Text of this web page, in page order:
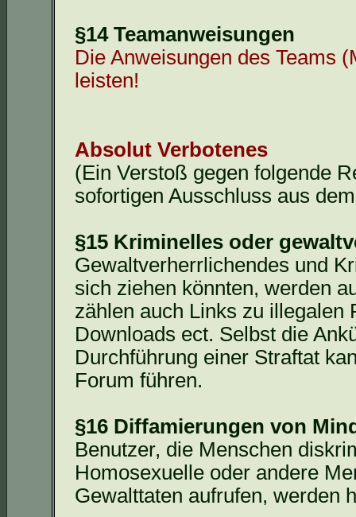
§14 Teamanweisungen
Die Anweisungen des Teams
leisten!
Absolut Verbotenes
(Ein Verstoß gegen folgende
sofortigen Ausschluss aus
§15 Kriminelles oder
Gewaltverherrlichendes und
sich ziehen könnten, werden
zählen auch Links zu illegalen
Downloads ect. Selbst die
Durchführung einer Straftat
Forum führen.
§16 Diffamierungen von
Benutzer, die Menschen
Homosexuelle oder andere
Gewalttaten aufrufen, werden